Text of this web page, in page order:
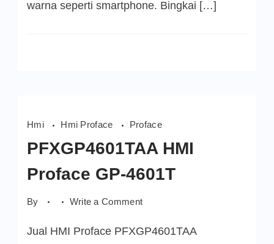
warna seperti smartphone. Bingkai […]
Hmi Hmi Proface Proface
PFXGP4601TAA HMI
Proface GP-4601T
By Write a Commenton
Proface
Jual HMI Proface PFXGP4601TAA